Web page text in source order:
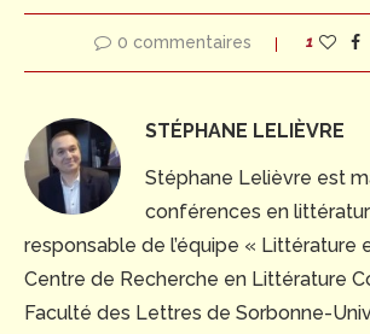
0 commentaires 1
STÉPHANE LELIÈVRE
Stéphane Lelièvre est
conférences en
responsable de l’équipe « Littérature
Centre de Recherche en Littérature
Faculté des Lettres de Sorbonne-